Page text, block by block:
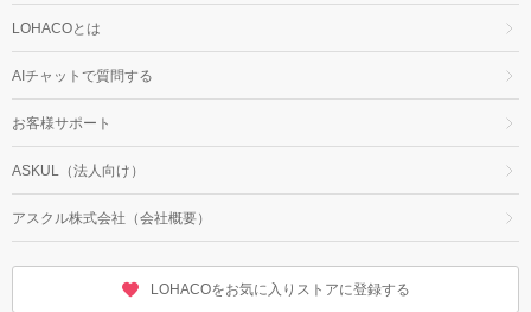
LOHACOとは
AIチャットで質問する
お客様サポート
ASKUL（法人向け）
アスクル株式会社（会社概要）
LOHACOをお気に入りストアに登録する